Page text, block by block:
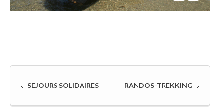
RANDOS-TREKKING
SEJOURS SOLIDAIRES